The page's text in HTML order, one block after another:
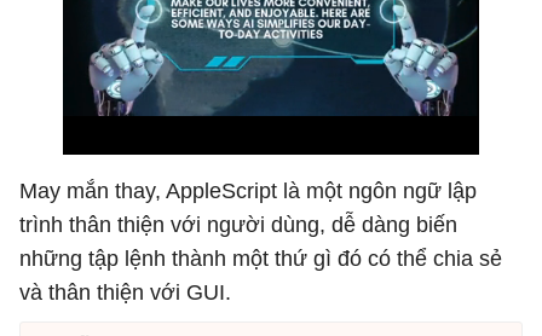
May mắn thay, AppleScript là một ngôn ngữ lập
trình thân thiện với người dùng, dễ dàng biến
những tập lệnh thành một thứ gì đó có thể chia sẻ
và thân thiện với GUI.